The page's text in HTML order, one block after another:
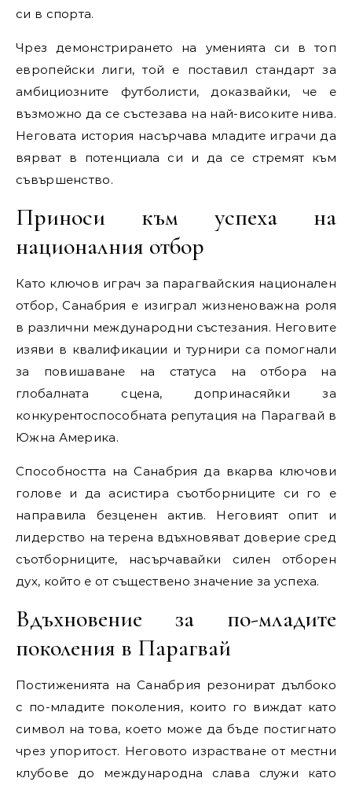
си в спорта.
Чрез демонстрирането на уменията си в топ
европейски лиги, той е поставил стандарт за
амбициозните футболисти, доказвайки, че е
възможно да се състезава на най-високите нива.
Неговата история насърчава младите играчи да
вярват в потенциала си и да се стремят към
съвършенство.
Приноси към успеха на
националния отбор
Като ключов играч за парагвайския национален
отбор, Санабрия е изиграл жизненоважна роля
в различни международни състезания. Неговите
изяви в квалификации и турнири са помогнали
за повишаване на статуса на отбора на
глобалната сцена, допринасяйки за
конкурентоспособната репутация на Парагвай в
Южна Америка.
Способността на Санабрия да вкарва ключови
голове и да асистира съотборниците си го е
направила безценен актив. Неговият опит и
лидерство на терена вдъхновяват доверие сред
съотборниците, насърчавайки силен отборен
дух, който е от съществено значение за успеха.
Вдъхновение за по-младите
поколения в Парагвай
Постиженията на Санабрия резонират дълбоко
с по-младите поколения, които го виждат като
символ на това, което може да бъде постигнато
чрез упоритост. Неговото израстване от местни
клубове до международна слава служи като